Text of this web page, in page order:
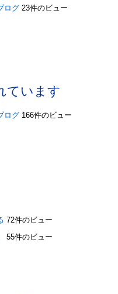
ログ 23件のビュー
ています
ログ 166件のビュー
72件のビュー
55件のビュー